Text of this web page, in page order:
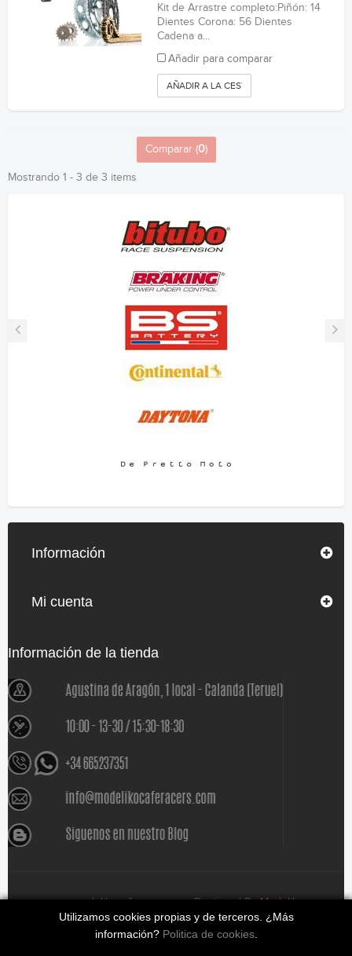
Kit de Arrastre completo:Piñón: 14
Dientes Corona: 56 Dientes
Cadena a...
Añadir para comparar
AÑADIR A LA CESTA
Comparar (0)
Mostrando 1 - 3 de 3 items
Información
Mi cuenta
Información de la tienda
Utilizamos cookies propias y de terceros. ¿Más
información? Politica de cookies.
www.modelikocaferacers.com Designed By Modeliko